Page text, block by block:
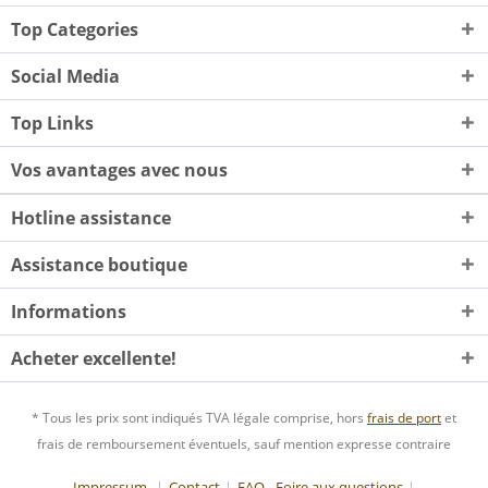
Top Categories
Social Media
Top Links
Vos avantages avec nous
Hotline assistance
Assistance boutique
Informations
Acheter excellente!
* Tous les prix sont indiqués TVA légale comprise, hors frais de portet
frais de remboursement éventuels, sauf mention expresse contraire